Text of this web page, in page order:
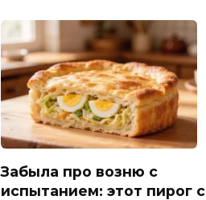
Забыла про возню с
испытанием: этот пирог с